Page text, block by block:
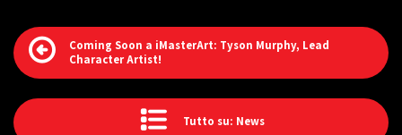
Coming Soon a iMasterArt: Tyson Murphy, Lead
Character Artist!
Tutto su: News